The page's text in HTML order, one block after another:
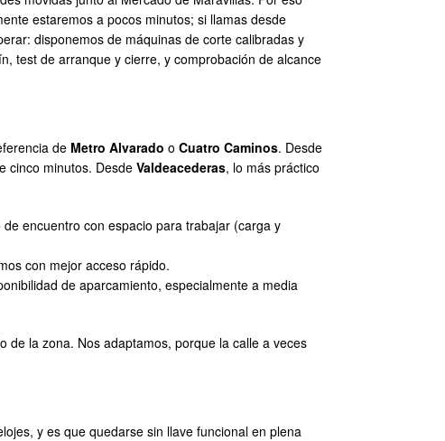
estaremos a pocos minutos; si llamas desde
disponemos de máquinas de corte calibradas y
test de arranque y cierre, y comprobación de alcance
de Metro Alvarado o Cuatro Caminos. Desde
cinco minutos. Desde Valdeacederas, lo más práctico
encuentro con espacio para trabajar (carga y
con mejor acceso rápido.
de aparcamiento, especialmente a media
de la zona. Nos adaptamos, porque la calle a veces
y es que quedarse sin llave funcional en plena